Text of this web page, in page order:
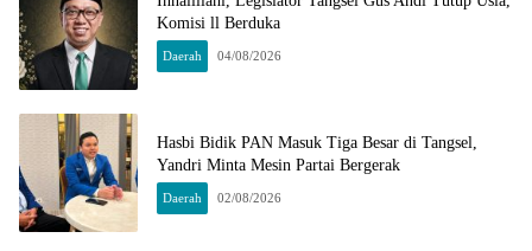
Komisi ll Berduka
Daerah 04/08/2026
Hasbi Bidik PAN Masuk Tiga Besar di Tangsel,
Yandri Minta Mesin Partai Bergerak
Daerah 02/08/2026